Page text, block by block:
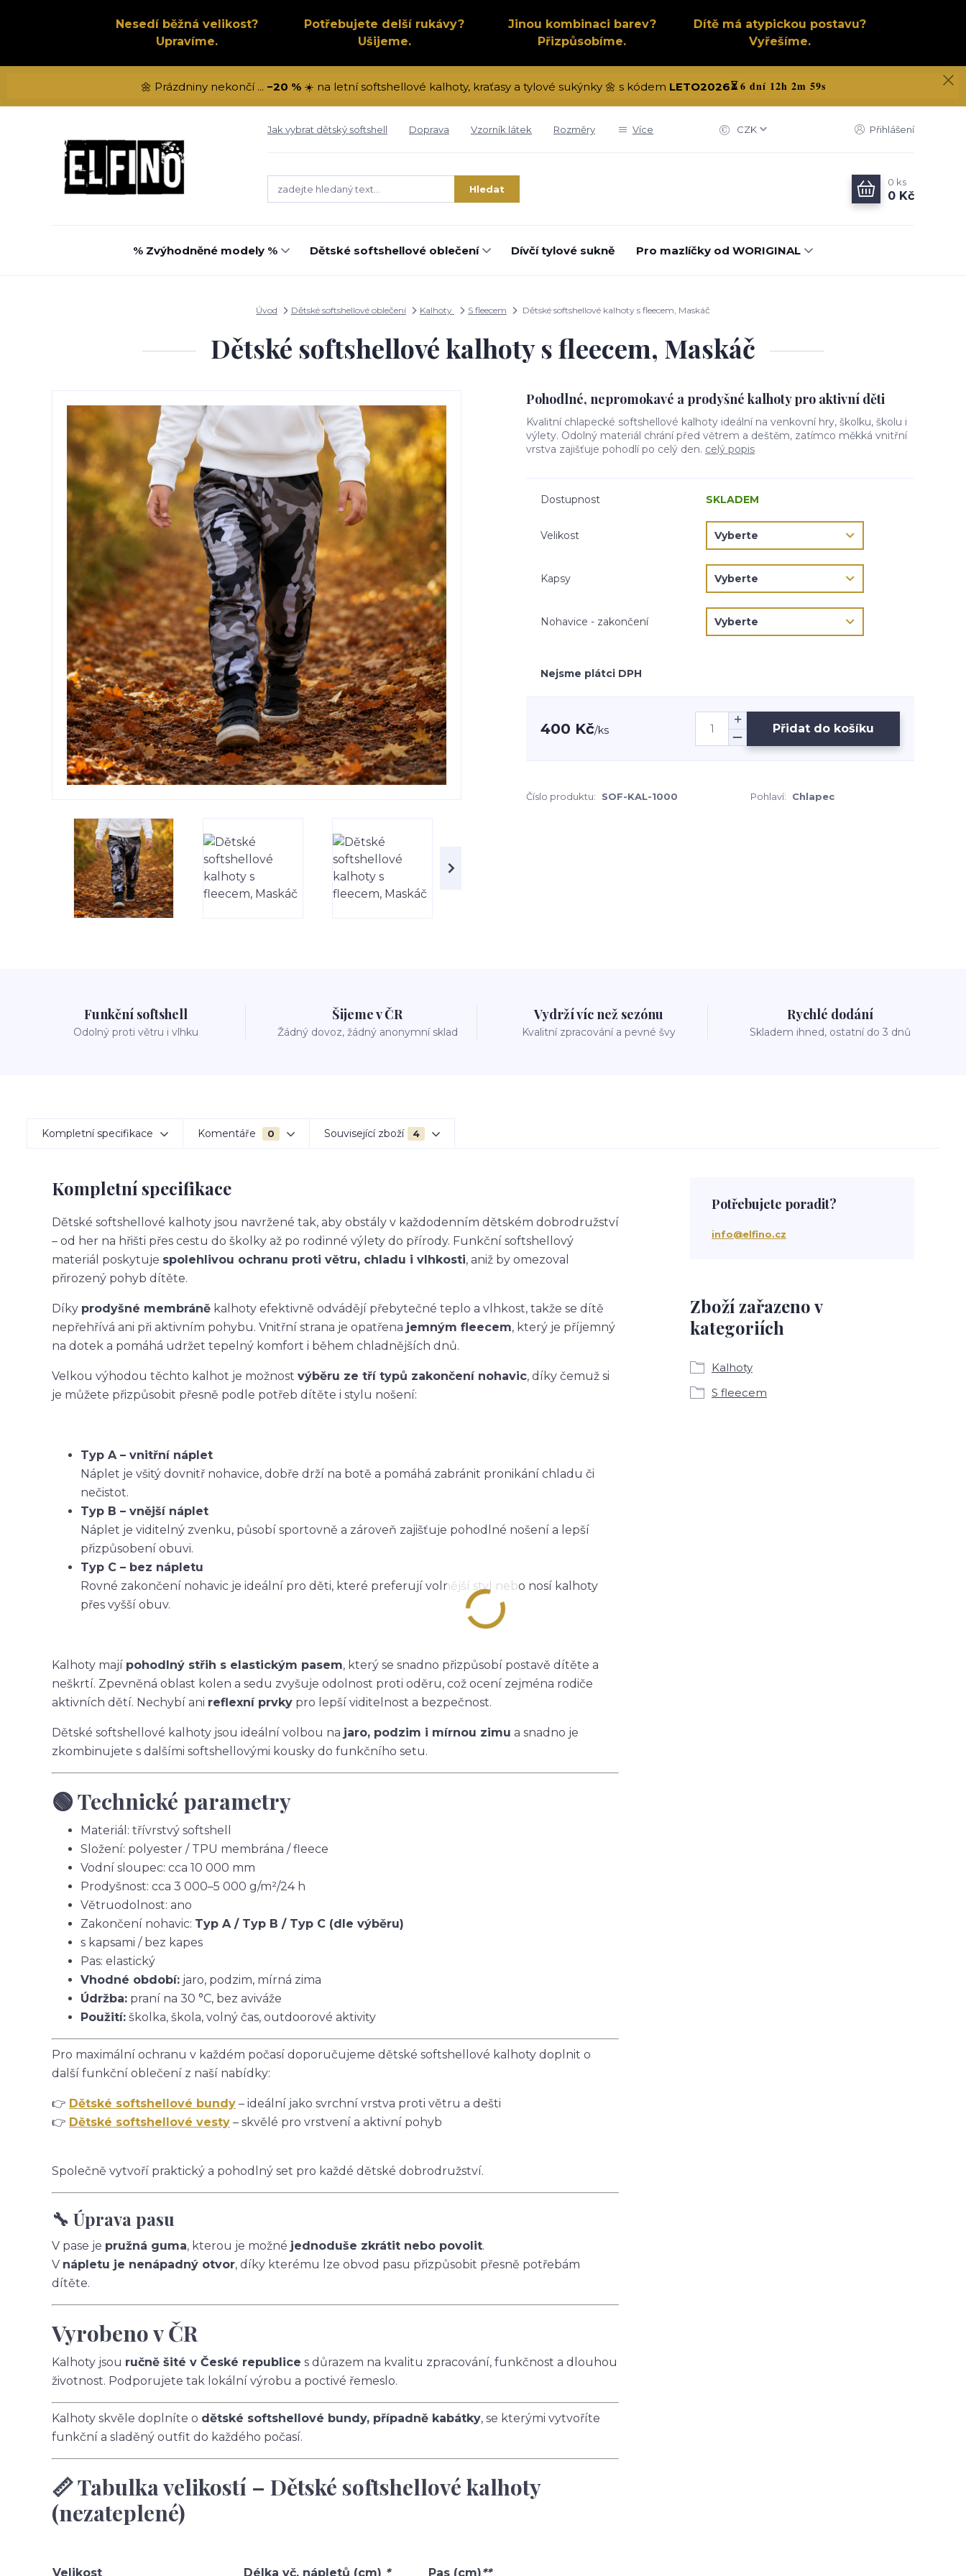
Nesedí běžná velikost?
Upravíme.
Potřebujete delší rukávy?
Ušijeme.
Jinou kombinaci barev?
Přizpůsobíme.
Dítě má atypickou postavu?
Vyřešíme.
🌼 Prázdniny nekončí ... −20 %☀️ na letní softshellové kalhoty, kraťasy a tylové sukýnky 🌼 s kódem LETO2026⏳6 dní 12h 2m 58s
Jak vybrat dětský softshell Doprava Vzorník látek Rozměry Více CZK Přihlášení
Hledat
0 ks
0 Kč
% Zvýhodněné modely % Dětské softshellové oblečení Dívčí tylové sukně Pro mazlíčky od WORIGINAL
Úvod Dětské softshellové oblečení Kalhoty S fleecem Dětské softshellové kalhoty s fleecem, Maskáč
Dětské softshellové kalhoty s fleecem, Maskáč
Pohodlné, nepromokavé a prodyšné kalhoty pro aktivní děti
Kvalitní chlapecké softshellové kalhoty ideální na venkovní hry, školku, školu i
výlety. Odolný materiál chrání před větrem a deštěm, zatímco měkká vnitřní
vrstva zajišťuje pohodlí po celý den. celý popis
Dostupnost SKLADEM
Velikost
Kapsy
Nohavice - zakončení
Nejsme plátci DPH
400 Kč/ks Přidat do košíku
Číslo produktu: SOF-KAL-1000 Pohlaví: Chlapec
Funkční softshell
Odolný proti větru i vlhku
Šijeme v ČR
Žádný dovoz, žádný anonymní sklad
Vydrží víc než sezónu
Kvalitní zpracování a pevné švy
Rychlé dodání
Skladem ihned, ostatní do 3 dnů
Kompletní specifikace Komentáře 0 Související zboží 4
Kompletní specifikace
Dětské softshellové kalhoty jsou navržené tak, aby obstály v každodenním dětském dobrodružství
– od her na hřišti přes cestu do školky až po rodinné výlety do přírody. Funkční softshellový
materiál poskytuje spolehlivou ochranu proti větru, chladu i vlhkosti, aniž by omezoval
přirozený pohyb dítěte.
Díky prodyšné membráně kalhoty efektivně odvádějí přebytečné teplo a vlhkost, takže se dítě
nepřehřívá ani při aktivním pohybu. Vnitřní strana je opatřena jemným fleecem, který je příjemný
na dotek a pomáhá udržet tepelný komfort i během chladnějších dnů.
Velkou výhodou těchto kalhot je možnost výběru ze tří typů zakončení nohavic, díky čemuž si
je můžete přizpůsobit přesně podle potřeb dítěte i stylu nošení:
Typ A – vnitřní náplet
Náplet je všitý dovnitř nohavice, dobře drží na botě a pomáhá zabránit pronikání chladu či
nečistot.
Typ B – vnější náplet
Náplet je viditelný zvenku, působí sportovně a zároveň zajišťuje pohodlné nošení a lepší
přizpůsobení obuvi.
Typ C – bez nápletu
Rovné zakončení nohavic je ideální pro děti, které preferují volnější styl nebo nosí kalhoty
přes vyšší obuv.
Kalhoty mají pohodlný střih s elastickým pasem, který se snadno přizpůsobí postavě dítěte a
neškrtí. Zpevněná oblast kolen a sedu zvyšuje odolnost proti oděru, což ocení zejména rodiče
aktivních dětí. Nechybí ani reflexní prvky pro lepší viditelnost a bezpečnost.
Dětské softshellové kalhoty jsou ideální volbou na jaro, podzim i mírnou zimu a snadno je
zkombinujete s dalšími softshellovými kousky do funkčního setu.
🟢 Technické parametry
Materiál: třívrstvý softshell
Složení: polyester / TPU membrána / fleece
Vodní sloupec: cca 10 000 mm
Prodyšnost: cca 3 000–5 000 g/m²/24 h
Větruodolnost: ano
Zakončení nohavic: Typ A / Typ B / Typ C (dle výběru)
s kapsami / bez kapes
Pas: elastický
Vhodné období: jaro, podzim, mírná zima
Údržba: praní na 30 °C, bez aviváže
Použití: školka, škola, volný čas, outdoorové aktivity
Pro maximální ochranu v každém počasí doporučujeme dětské softshellové kalhoty doplnit o
další funkční oblečení z naší nabídky:
👉 Dětské softshellové bundy – ideální jako svrchní vrstva proti větru a dešti
👉 Dětské softshellové vesty – skvělé pro vrstvení a aktivní pohyb
Společně vytvoří praktický a pohodlný set pro každé dětské dobrodružství.
🔧 Úprava pasu
V pase je pružná guma, kterou je možné jednoduše zkrátit nebo povolit.
V nápletu je nenápadný otvor, díky kterému lze obvod pasu přizpůsobit přesně potřebám
dítěte.
Vyrobeno v ČR
Kalhoty jsou ručně šité v České republice s důrazem na kvalitu zpracování, funkčnost a dlouhou
životnost. Podporujete tak lokální výrobu a poctivé řemeslo.
Kalhoty skvěle doplníte o dětské softshellové bundy, případně kabátky, se kterými vytvoříte
funkční a sladěný outfit do každého počasí.
📏 Tabulka velikostí – Dětské softshellové kalhoty
(nezateplené)
Velikost Délka vč. nápletů (cm) * Pas (cm)**
Zboží zařazeno v
kategoriích
Kalhoty
S fleecem
Potřebujete poradit?
info@elfino.cz